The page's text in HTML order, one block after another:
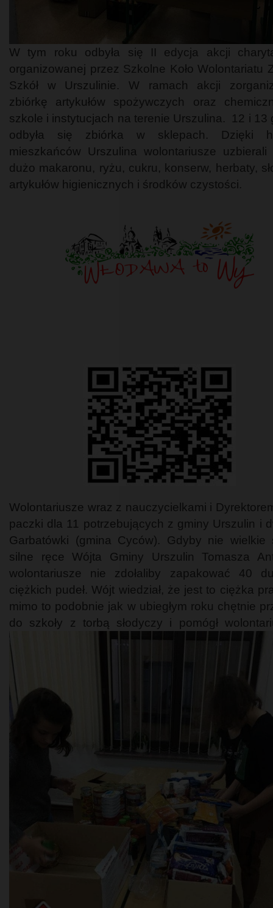
W tym roku odbyła się II edycja akcji
organizowanej przez Szkolne Koło Wolontariatu
Szkół w Urszulinie. W ramach akcji
zbiórkę artykułów spożywczych oraz
szkole i instytucjach na terenie Urszulina. 12 i 13
odbyła się zbiórka w sklepach. Dzięki
mieszkańców Urszulina wolontariusze uzbierali
dużo makaronu, ryżu, cukru, konserw, herbaty,
artykułów higienicznych i środków czystości.
Wolontariusze wraz z nauczycielkami i
paczki dla 11 potrzebujących z gminy Urszulin i
Garbatówki (gmina Cyców). Gdyby nie wielkie
silne ręce Wójta Gminy Urszulin Tomasza
wolontariusze nie zdołaliby zapakować 40
ciężkich pudeł. Wójt wiedział, że jest to ciężka
mimo to podobnie jak w ubiegłym roku chętnie
do szkoły z torbą słodyczy i pomógł